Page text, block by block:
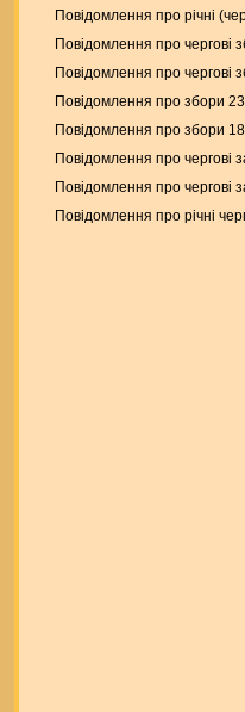
Повідомлення про річні
Повідомлення про чергові
Повідомлення про чергові
Повідомлення про збори
Повідомлення про збори
Повідомлення про чергові
Повідомлення про чергові
Повідомлення про річні